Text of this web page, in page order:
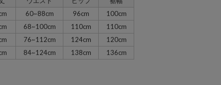
60~88cm 96cm
100cm
68~100cm 110cm
110cm
76~112cm 124cm
120cm
84~124cm 138cm 136cm